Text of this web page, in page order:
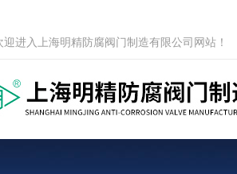
迎进入上海明精防腐阀门制造有限公司网站！